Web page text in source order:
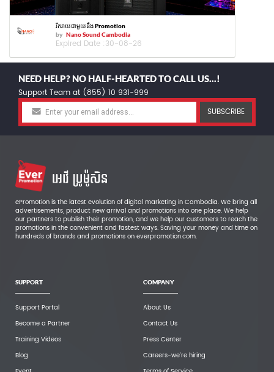
រីករាយជាមួយនឹង Promotion
by Nano Sound Cambodia
Expired Date :30-08-26
NEED HELP? NO HALF-HEARTED TO CALL US...!
Support Team at (855) 10 931-999
SUBSCRIBE
ePromotion is the latest evolution of digital marketing in Cambodia. We bring all
advertisements, product new arrival and promotions into one place. We help
our partners to publish their promotion, and we help our customers to reach the
promotions in the convenient and fastest ways. Saving your money and time on
hundreds of brands and promotions on everpromotion.com.
SUPPORT
Support Portal
Become a Partner
Training Videos
Blog
COMPANY
About Us
Contact Us
Press Center
Careers-we're hiring